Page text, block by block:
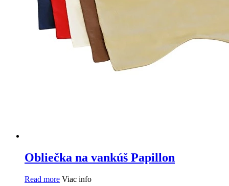
Obliečka na vankúš Papillon
Read more Viac info